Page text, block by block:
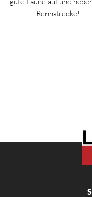
Rennstrecke!